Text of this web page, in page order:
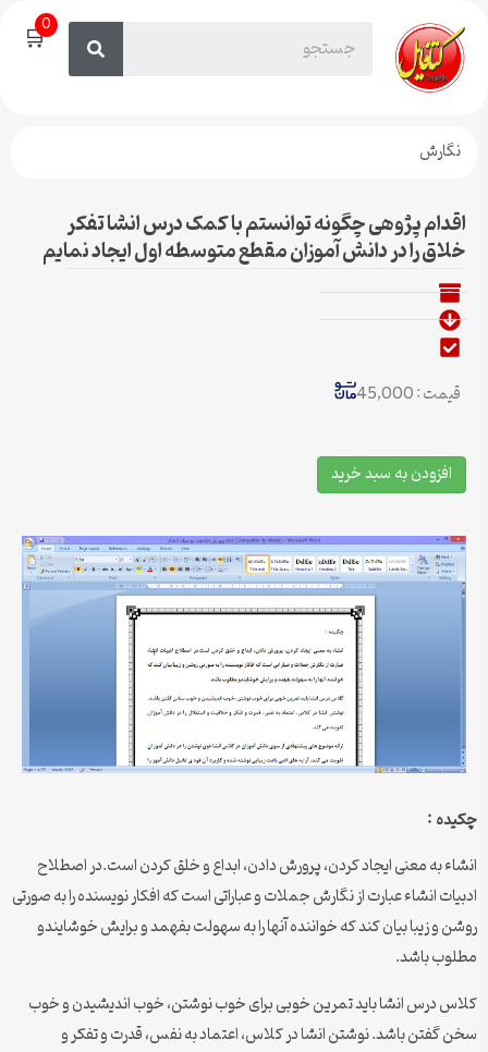
🛒0
نگارش
اقدام پژوهی چگونه توانستم با کمک درس انشا تفکر
خلاق را در دانش آموزان مقطع متوسطه اول ایجاد نمایم
قیمت : 45,000
افزودن به سبد خرید
چکیده :
انشاء به معنی ایجاد کردن، پرورش دادن، ابداع و خلق کردن است.در اصطلاح
ادبیات انشاء عبارت از نگارش جملات و عباراتی است که افکار نویسنده را به صورتی
روشن و زیبا بیان کند که خواننده آنها را به سهولت بفهمد و برایش خوشایندو
مطلوب باشد.
کلاس درس انشا باید تمرین خوبی برای خوب نوشتن، خوب اندیشیدن و خوب
سخن گفتن باشد. نوشتن انشا در کلاس، اعتماد به نفس، قدرت و تفکر و